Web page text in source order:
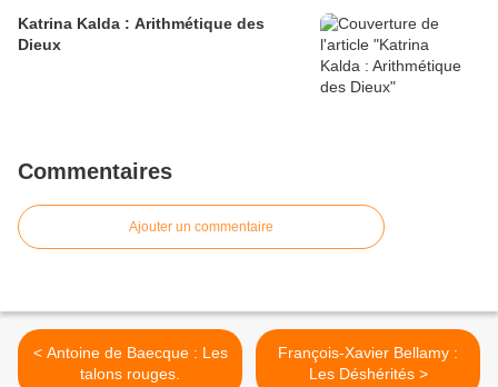
Katrina Kalda : Arithmétique des
Dieux
Commentaires
Ajouter un commentaire
< Antoine de Baecque : Les
talons rouges.
François-Xavier Bellamy :
Les Déshérités >